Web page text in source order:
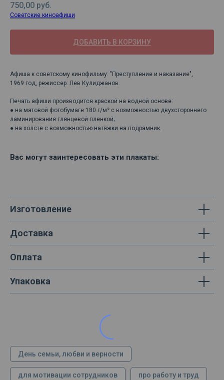
750,00 руб.
Советские киноафиши
ДОБАВИТЬ В КОРЗИНУ
Афиша к советскому кинофильму: "Преступление и наказание",
1969 год, режиссер: Лев Кулиджанов.
Печать афиши производится краской на водной основе:
● на матовой фотобумаге 180 г/м² с возможностью двухстороннего
ламинирования глянцевой пленкой;
● на холсте с возможностью натяжки на подрамник.
Вас могут заинтересовать эти плакаты:
Изготовление
Доставка
Оплата
Упаковка
День семьи, любви и верности
для мотивации сотрудников про работу и труд